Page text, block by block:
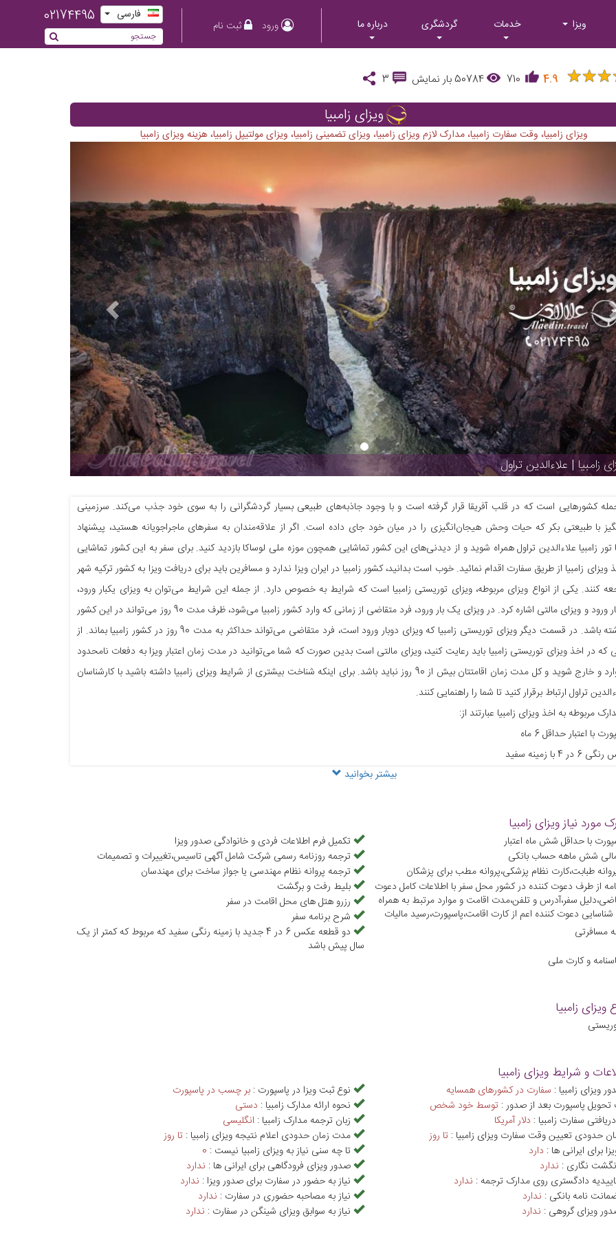
ویزا خدمات گردشگری درباره ما ورود ثبت نام
فارسی 02174495
★★★
★★★
4.9
710
50784بار نمایش 3
ویزای زامبیا
ویزای زامبیا، وقت سفارت زامبیا، مدارک لازم ویزای زامبیا، ویزای تضمینی زامبیا، ویزای مولتیپل زامبیا، هزینه ویزای زامبیا
زامبیا | علاءالدین تراول
جمله کشورهایی است که در قلب آفریقا قرار گرفته است و با وجود جاذبه‌های طبیعی بسیار گردشگرانی را به سوی خود جذب می‌کند. سرزمینی
با طبیعتی بکر که حیات وحش هیجان‌انگیزی را در میان خود جای داده است. اگر از علاقه‌مندان به سفرهای ماجراجویانه هستید، پیشنهاد
تور زامبیا علاءالدین تراول همراه شوید و از دیدنی‌های این کشور تماشایی همچون موزه ملی لوساکا بازدید کنید. برای سفر به این کشور تماشایی
ویزای زامبیا از طریق سفارت اقدام نمائید. خوب است بدانید، کشور زامبیا در ایران ویزا ندارد و مسافرین باید برای دریافت ویزا به کشور ترکیه شهر
کنند. یکی از انواع ویزای مربوطه، ویزای توریستی زامبیا است که شرایط به خصوص دارد. از جمله این شرایط می‌توان به ویزای یکبار ورود،
ویزای دوبار ورود و ویزای مالتی اشاره کرد. در ویزای یک بار ورود، فرد متقاضی از زمانی که وارد کشور زامبیا می‌شود، ظرف مدت 90 روز می‌تواند در این کشور
حضور داشته باشد. در قسمت دیگر ویزای توریستی زامبیا که ویزای دوبار ورود است، فرد متقاضی می‌تواند حداکثر به مدت 90 روز در کشور زامبیا بماند. از
که در اخذ ویزای توریستی زامبیا باید رعایت کنید، ویزای مالتی است بدین صورت که شما می‌توانید در مدت زمان اعتبار ویزا به دفعات نامحدود
به زامبیا وارد و خارج شوید و کل مدت زمان اقامتتان بیش از 90 روز نباید باشد. برای اینکه شناخت بیشتری از شرایط ویزای زامبیا داشته باشید با کارشناسان
تراول ارتباط برقرار کنید تا شما را راهنمایی کنند.
مربوطه به اخذ ویزای زامبیا عبارتند از:
با اعتبار حداقل 6 ماه
در 4 با زمینه سفید
مالی و گردش 3 ماه آخر سپرده بانکی
شخصی
ملی و شناسنامه
بیشتر بخوانید
مورد نیاز ویزای زامبیا
با حداقل شش ماه اعتبار
تکمیل فرم اطلاعات فردی و خانوادگی صدور ویزا
شش ماهه حساب بانکی
ترجمه روزنامه رسمی شرکت شامل آگهی تاسیس،تغییرات و تصمیمات
طبابت،کارت نظام پزشکی،پروانه مطب برای پزشکان
ترجمه پروانه نظام مهندسی یا جواز ساخت برای مهندسان
از طرف دعوت کننده در کشور محل سفر با اطلاعات کامل دعوت
سفر،آدرس و تلفن،مدت اقامت و موارد مرتبط به همراه
دعوت کننده اعم از کارت اقامت،پاسپورت،رسید مالیات
بلیط رفت و برگشت
رزرو هتل های محل اقامت در سفر
شرح برنامه سفر
مسافرتی
دو قطعه عکس 6 در 4 جدید با زمینه رنگی سفید که مربوط که کمتر از یک
سال پیش باشد
و کارت ملی
ویزای زامبیا
و شرایط ویزای زامبیا
ویزای زامبیا : سفارت در کشورهای همسایه
پاسپورت بعد از صدور : توسط خود شخص
سفارت زامبیا : دلار آمريکا
حدودی تعیین وقت سفارت ویزای زامبیا : تا روز
برای ایرانی ها : دارد
نگاری : ندارد
دادگستری روی مدارک ترجمه : ندارد
نامه بانکی : ندارد
ویزای گروهی : ندارد
نوع ثبت ویزا در پاسپورت : بر چسب در پاسپورت
نحوه ارائه مدارک زامبیا : دستی
زبان ترجمه مدارک زامبیا : انگلیسی
مدت زمان حدودی اعلام نتیجه ویزای زامبیا : تا روز
تا چه سنی نیاز به ویزای زامبیا نیست : 0
صدور ویزای فرودگاهی برای ایرانی ها : ندارد
نیاز به حضور در سفارت برای صدور ویزا : ندارد
نیاز به مصاحبه حضوری در سفارت : ندارد
نیاز به سوابق ویزای شینگن در سفارت : ندارد